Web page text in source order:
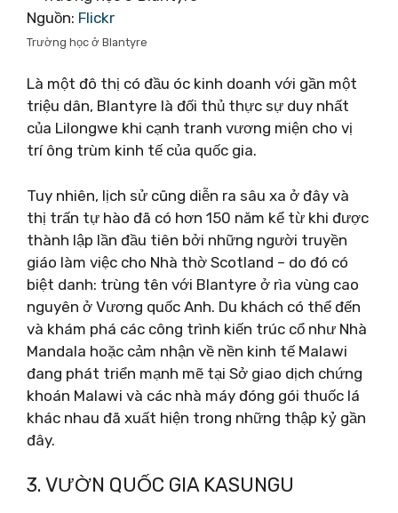
Nguồn: Flickr
Trường học ở Blantyre
Là một đô thị có đầu óc kinh doanh với gần một
triệu dân, Blantyre là đối thủ thực sự duy nhất
của Lilongwe khi cạnh tranh vương miện cho vị
trí ông trùm kinh tế của quốc gia.
Tuy nhiên, lịch sử cũng diễn ra sâu xa ở đây và
thị trấn tự hào đã có hơn 150 năm kể từ khi được
thành lập lần đầu tiên bởi những người truyền
giáo làm việc cho Nhà thờ Scotland – do đó có
biệt danh: trùng tên với Blantyre ở rìa vùng cao
nguyên ở Vương quốc Anh. Du khách có thể đến
và khám phá các công trình kiến ​​trúc cổ như Nhà
Mandala hoặc cảm nhận về nền kinh tế Malawi
đang phát triển mạnh mẽ tại Sở giao dịch chứng
khoán Malawi và các nhà máy đóng gói thuốc lá
khác nhau đã xuất hiện trong những thập kỷ gần
đây.
3. VƯỜN QUỐC GIA KASUNGU